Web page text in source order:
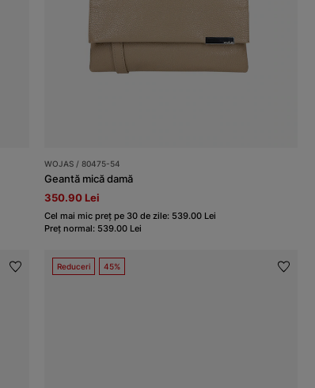
WOJAS / 80475-54
Geantă mică damă
350.90 Lei
Cel mai mic preț pe 30 de zile: 539.00 Lei
Preț normal: 539.00 Lei
Reduceri 45%